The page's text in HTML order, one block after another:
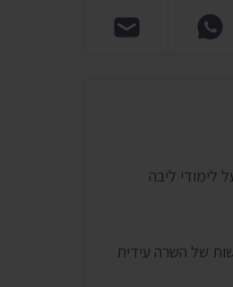
לימודי ליבה
של השרה עידית